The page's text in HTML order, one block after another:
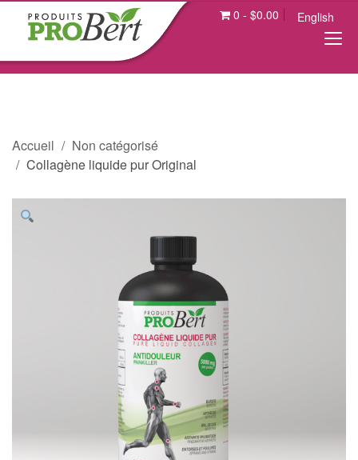
0 - $0.00 English
Accueil
Non catégorisé
Collagène liquide pur Original